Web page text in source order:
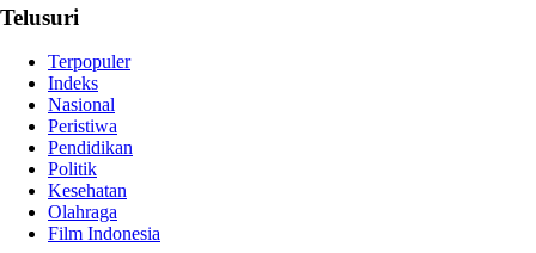
Telusuri
Terpopuler
Indeks
Nasional
Peristiwa
Pendidikan
Politik
Kesehatan
Olahraga
Film Indonesia